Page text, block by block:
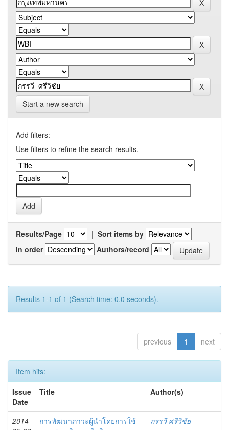
Start a new search
Add filters:
Use filters to refine the search results.
Results/Page | Sort items by
In order
Authors/record
Results 1-1 of 1 (Search time: 0.0 seconds).
previous 1 next
Item hits:
Issue
Date
Title Author(s)
2014-
การพัฒนาภาวะผู้นำโดยการใช้
กรรวี ศรีวิชัย